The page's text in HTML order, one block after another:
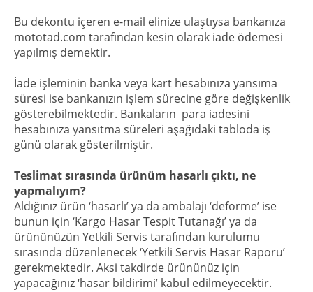
Bu dekontu içeren e-mail elinize ulaştıysa bankanıza
mototad.com tarafından kesin olarak iade ödemesi
yapılmış demektir.
İade işleminin banka veya kart hesabınıza yansıma
süresi ise bankanızın işlem sürecine göre değişkenlik
gösterebilmektedir. Bankaların para iadesini
hesabınıza yansıtma süreleri aşağıdaki tabloda iş
günü olarak gösterilmiştir.
Teslimat sırasında ürünüm hasarlı çıktı, ne
yapmalıyım?
Aldığınız ürün ‘hasarlı’ ya da ambalajı ‘deforme’ ise
bunun için ‘Kargo Hasar Tespit Tutanağı’ ya da
ürününüzün Yetkili Servis tarafından kurulumu
sırasında düzenlenecek ‘Yetkili Servis Hasar Raporu’
gerekmektedir. Aksi takdirde ürününüz için
yapacağınız ‘hasar bildirimi’ kabul edilmeyecektir.